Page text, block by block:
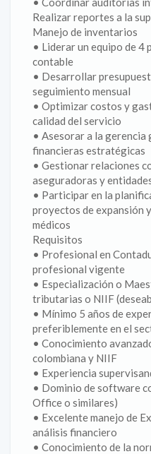
Realizar reportes a la
Manejo de inventarios
• Liderar un equipo de 4
contable
• Desarrollar
seguimiento mensual
• Optimizar costos y
calidad del servicio
• Asesorar a la gerencia
financieras estratégicas
• Gestionar relaciones
aseguradoras y
• Participar en la
proyectos de expansión
médicos
Requisitos
• Profesional en
profesional vigente
• Especialización o
tributarias o NIIF
• Mínimo 5 años de
preferiblemente en el
• Conocimiento
colombiana y NIIF
• Experiencia
• Dominio de software
Office o similares)
• Excelente manejo de
análisis financiero
• Conocimiento de la